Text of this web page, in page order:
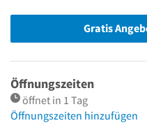
Gratis
Öffnungszeiten
öffnet in 1 Tag
Öffnungszeiten hinzufügen